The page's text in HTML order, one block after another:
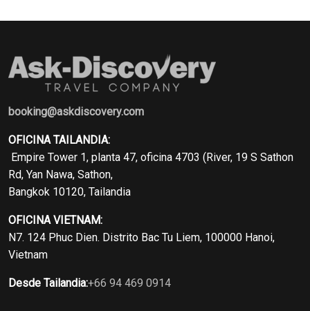
booking@askdiscovery.com
OFICINA TAILANDIA:
Empire Tower 1, planta 47, oficina 4703 (River, 19 S Sathon
Rd, Yan Nawa, Sathon,
Bangkok 10120, Tailandia
OFICINA VIETNAM:
N7. 124 Phuc Dien. Distrito Bac Tu Liem, 100000 Hanoi,
Vietnam
Desde Tailandia:+66 94 469 0914